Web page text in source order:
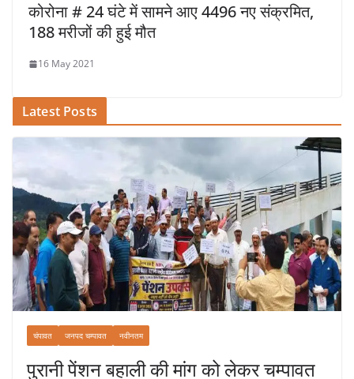
कोरोना # 24 घंटे में सामने आए 4496 नए संक्रमित,
188 मरीजों की हुई मौत
16 May 2021
Latest Posts
चंपावत जनपद चम्पावत नवीनतम
पुरानी पेंशन बहाली की मांग को लेकर चम्पावत